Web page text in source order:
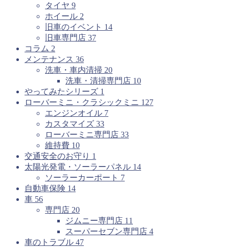
タイヤ 9
ホイール 2
旧車のイベント 14
旧車専門店 37
コラム 2
メンテナンス 36
洗車・車内清掃 20
洗車・清掃専門店 10
やってみたシリーズ 1
ローバーミニ・クラシックミニ 127
エンジンオイル 7
カスタマイズ 33
ローバーミニ専門店 33
維持費 10
交通安全のお守り 1
太陽光発電・ソーラーパネル 14
ソーラーカーポート 7
自動車保険 14
車 56
専門店 20
ジムニー専門店 11
スーパーセブン専門店 4
車のトラブル 47